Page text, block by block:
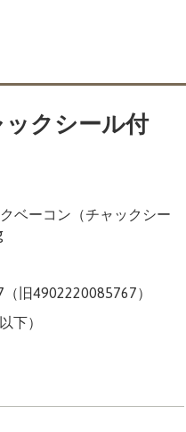
クシール付
ベーコン（チャックシー
旧4902220085767）
下）